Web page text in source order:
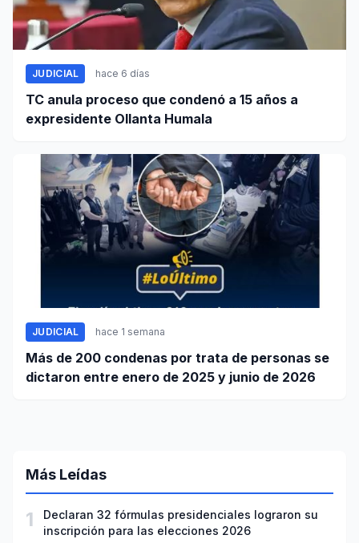
JUDICIAL hace 6 días
TC anula proceso que condenó a 15 años a
expresidente Ollanta Humala
JUDICIAL hace 1 semana
Más de 200 condenas por trata de personas se
dictaron entre enero de 2025 y junio de 2026
Más Leídas
1
Declaran 32 fórmulas presidenciales lograron su
inscripción para las elecciones 2026